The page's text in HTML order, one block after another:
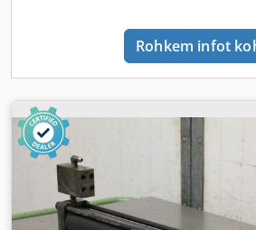
Rohkem infot